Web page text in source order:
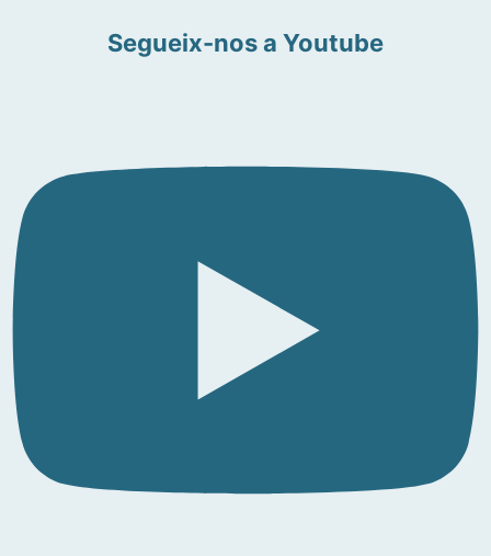
Segueix-nos a Youtube